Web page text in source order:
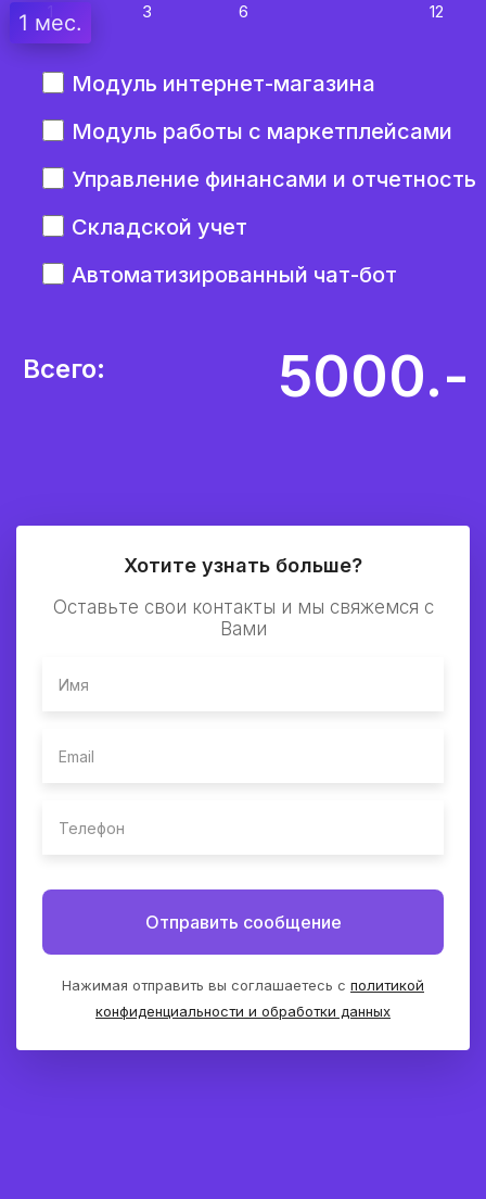
1 мес. 3 6 12
Модуль интернет-магазина
Модуль работы с маркетплейсами
Управление финансами и отчетность
Складской учет
Автоматизированный чат-бот
Всего: 5000.-
Хотите узнать больше?
Оставьте свои контакты и мы свяжемся с
Вами
Отправить сообщение
Нажимая отправить вы соглашаетесь с политикой
конфиденциальности и обработки данных